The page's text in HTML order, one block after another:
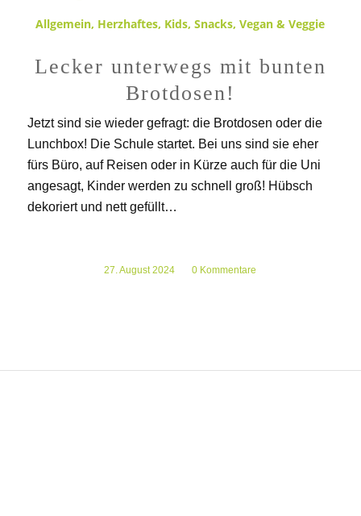
Allgemein, Herzhaftes, Kids,Snacks,Vegan & Veggie
Lecker unterwegs mit bunten
Brotdosen!
Jetzt sind sie wieder gefragt: die Brotdosen oder die
Lunchbox! Die Schule startet. Bei uns sind sie eher
fürs Büro, auf Reisen oder in Kürze auch für die Uni
angesagt, Kinder werden zu schnell groß! Hübsch
dekoriert und nett gefüllt…
27. August 2024
/ 0 Kommentare